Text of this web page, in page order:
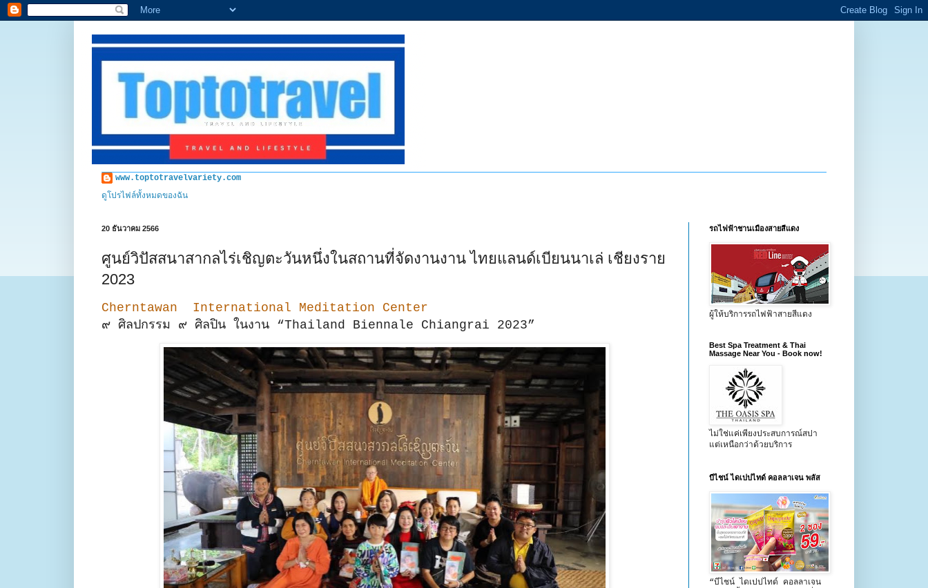
www.toptotravelvariety.com
ดูโปรไฟล์ทั้งหมดของฉัน
20 ธันวาคม 2566
ศูนย์วิปัสสนาสากลไร่เชิญตะวันหนึ่งในสถานที่จัดงานงาน ไทยแลนด์เบียนนาเล่ เชียงราย
2023
Cherntawan International Meditation Center
๙ ศิลปกรรม ๙ ศิลปิน ในงาน “Thailand Biennale Chiangrai 2023”
รถไฟฟ้าชานเมืองสายสีแดง
ผู้ให้บริการรถไฟฟ้าสายสีแดง
Best Spa Treatment & Thai
Massage Near You - Book now!
ไม่ใช่แค่เพียงประสบการณ์สปา
แต่เหนือกว่าด้วยบริการ
บีไชน์ ไดเปปไทด์ คอลลาเจน พลัส
“บีไชน์ ไดเปปไทด์ คอลลาเจน